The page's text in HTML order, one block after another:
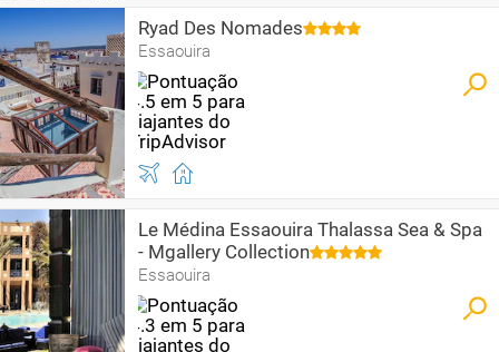
Ryad Des Nomades
Essaouira
Le Médina Essaouira Thalassa Sea & Spa
- Mgallery Collection
Essaouira